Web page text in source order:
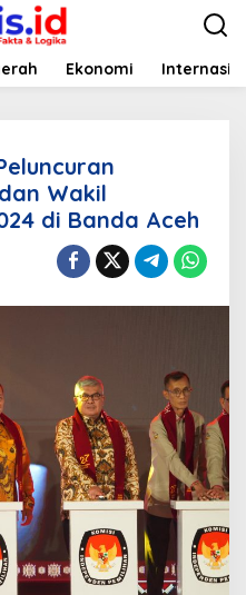
Ekonomi
Wakil
di Banda Aceh